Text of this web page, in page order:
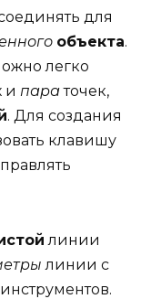
для
объекта.
легко
и параточек,
. Для создания
клавишу
линии
линии с